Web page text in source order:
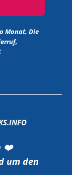
Monat. Die
❤️
um den